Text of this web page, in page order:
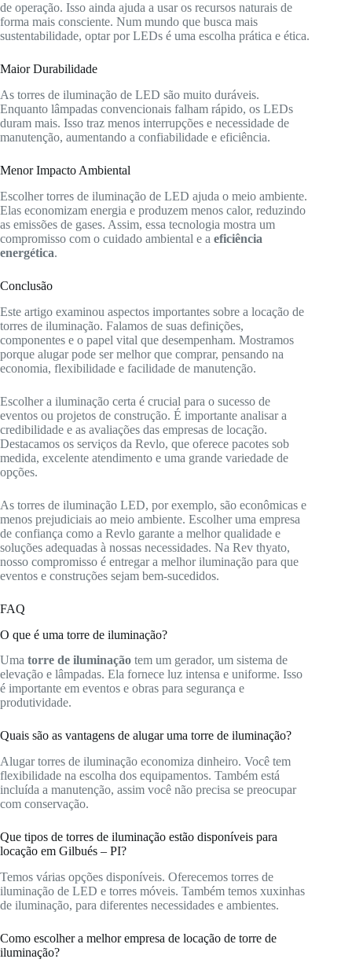
de operação. Isso ainda ajuda a usar os recursos naturais de
forma mais consciente. Num mundo que busca mais
sustentabilidade, optar por LEDs é uma escolha prática e ética.
Maior Durabilidade
As torres de iluminação de LED são muito duráveis.
Enquanto lâmpadas convencionais falham rápido, os LEDs
duram mais. Isso traz menos interrupções e necessidade de
manutenção, aumentando a confiabilidade e eficiência.
Menor Impacto Ambiental
Escolher torres de iluminação de LED ajuda o meio ambiente.
Elas economizam energia e produzem menos calor, reduzindo
as emissões de gases. Assim, essa tecnologia mostra um
compromisso com o cuidado ambiental e a eficiência
energética.
Conclusão
Este artigo examinou aspectos importantes sobre a locação de
torres de iluminação. Falamos de suas definições,
componentes e o papel vital que desempenham. Mostramos
porque alugar pode ser melhor que comprar, pensando na
economia, flexibilidade e facilidade de manutenção.
Escolher a iluminação certa é crucial para o sucesso de
eventos ou projetos de construção. É importante analisar a
credibilidade e as avaliações das empresas de locação.
Destacamos os serviços da Revlo, que oferece pacotes sob
medida, excelente atendimento e uma grande variedade de
opções.
As torres de iluminação LED, por exemplo, são econômicas e
menos prejudiciais ao meio ambiente. Escolher uma empresa
de confiança como a Revlo garante a melhor qualidade e
soluções adequadas à nossas necessidades. Na Rev thyato,
nosso compromisso é entregar a melhor iluminação para que
eventos e construções sejam bem-sucedidos.
FAQ
O que é uma torre de iluminação?
Uma torre de iluminação tem um gerador, um sistema de
elevação e lâmpadas. Ela fornece luz intensa e uniforme. Isso
é importante em eventos e obras para segurança e
produtividade.
Quais são as vantagens de alugar uma torre de iluminação?
Alugar torres de iluminação economiza dinheiro. Você tem
flexibilidade na escolha dos equipamentos. Também está
incluída a manutenção, assim você não precisa se preocupar
com conservação.
Que tipos de torres de iluminação estão disponíveis para
locação em Gilbués – PI?
Temos várias opções disponíveis. Oferecemos torres de
iluminação de LED e torres móveis. Também temos xuxinhas
de iluminação, para diferentes necessidades e ambientes.
Como escolher a melhor empresa de locação de torre de
iluminação?